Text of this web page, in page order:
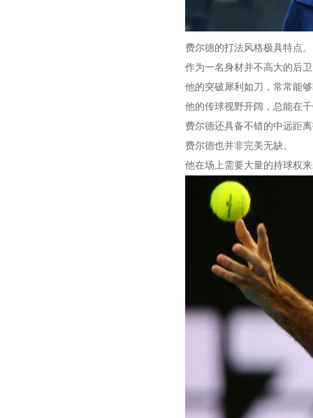
费尔德的打法风格极具特点。
作为一名身材并不高大的后
他的突破犀利如刀，常常能
他的传球视野开阔，总能在
费尔德还具备不错的中远距
费尔德也并非完美无缺。
他在场上需要大量的持球权